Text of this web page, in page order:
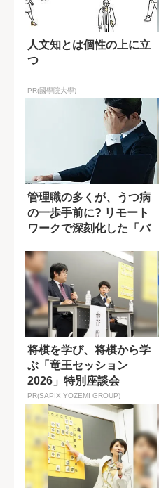
人文知とは個性の上に立
つ
PR(國學院大學)
管理職の多くが、うつ病
の一歩手前に? リモート
ワークで深刻化した「バ
将棋を学び、将棋から学
ぶ「竜王セッション
2026」特別座談会
PR(SAPIX YOZEMI GROUP)